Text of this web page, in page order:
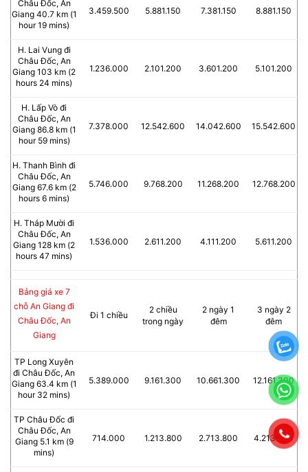
Châu Đốc, An
Giang 40.7 km (1
hour 19 mins)
3.459.500 5.881.150 7.381.150 8.881.150
H. Lai Vung đi
Châu Đốc, An
Giang 103 km (2
hours 24 mins)
1.236.000 2.101.200 3.601.200 5.101.200
H. Lấp Vò đi
Châu Đốc, An
Giang 86.8 km (1
hour 59 mins)
7.378.000 12.542.600 14.042.600 15.542.600
H. Thanh Bình đi
Châu Đốc, An
Giang 67.6 km (2
hours 6 mins)
5.746.000 9.768.200 11.268.200 12.768.200
H. Tháp Mười đi
Châu Đốc, An
Giang 128 km (2
hours 47 mins)
1.536.000 2.611.200 4.111.200 5.611.200
Bảng giá xe 7
chỗ An Giang đi
Châu Đốc, An
Giang
Đi 1 chiều
2 chiều
trong ngày
2 ngày 1
đêm
3 ngày 2
đêm
TP Long Xuyên
đi Châu Đốc, An
Giang 63.4 km (1
hour 32 mins)
5.389.000 9.161.300 10.661.300 12.161.300
TP Châu Đốc đi
Châu Đốc, An
Giang 5.1 km (9
mins)
714.000 1.213.800 2.713.800 4.213.800